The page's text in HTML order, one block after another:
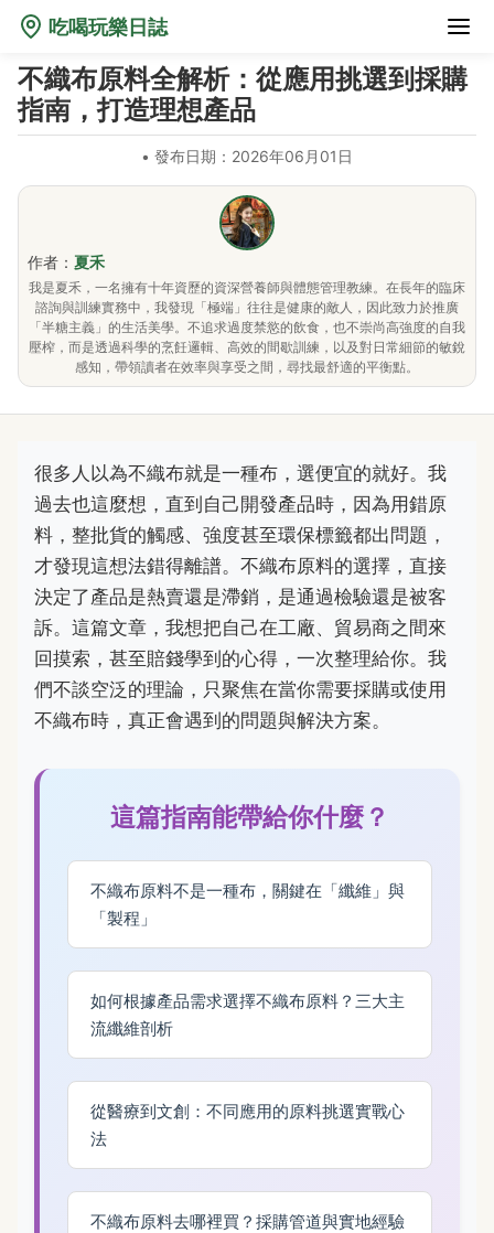
吃喝玩樂日誌
不織布原料全解析：從應用挑選到採購
指南，打造理想產品
• 發布日期：2026年06月01日
作者： 夏禾
我是夏禾，一名擁有十年資歷的資深營養師與體態管理教練。在長年的臨床
諮詢與訓練實務中，我發現「極端」往往是健康的敵人，因此致力於推廣
「半糖主義」的生活美學。不追求過度禁慾的飲食，也不崇尚高強度的自我
壓榨，而是透過科學的烹飪邏輯、高效的間歇訓練，以及對日常細節的敏銳
感知，帶領讀者在效率與享受之間，尋找最舒適的平衡點。
很多人以為不織布就是一種布，選便宜的就好。我
過去也這麼想，直到自己開發產品時，因為用錯原
料，整批貨的觸感、強度甚至環保標籤都出問題，
才發現這想法錯得離譜。不織布原料的選擇，直接
決定了產品是熱賣還是滯銷，是通過檢驗還是被客
訴。這篇文章，我想把自己在工廠、貿易商之間來
回摸索，甚至賠錢學到的心得，一次整理給你。我
們不談空泛的理論，只聚焦在當你需要採購或使用
不織布時，真正會遇到的問題與解決方案。
這篇指南能帶給你什麼？
不織布原料不是一種布，關鍵在「纖維」與
「製程」
如何根據產品需求選擇不織布原料？三大主
流纖維剖析
從醫療到文創：不同應用的原料挑選實戰心
法
不織布原料去哪裡買？採購管道與實地經驗